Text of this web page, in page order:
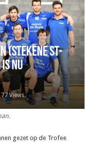
(Stekene St-
nu
Views
gezet op de Trofee